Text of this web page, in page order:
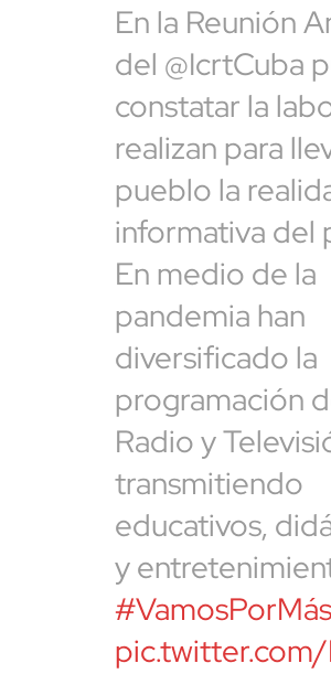
En la Reunión
del @IcrtCuba
constatar la
realizan para
pueblo la
informativa del
En medio de la
pandemia han
diversificado la
programación
Radio y
transmitiendo
educativos,
y
#VamosPorMás